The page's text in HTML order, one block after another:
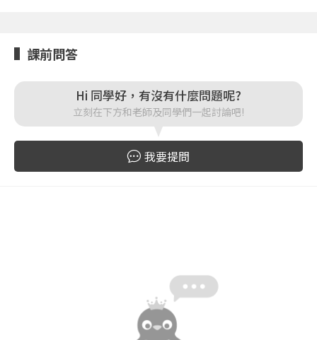
登入
課前問答
Hi 同學好，有沒有什麼問題呢?
立刻在下方和老師及同學們一起討論吧!
我要提問